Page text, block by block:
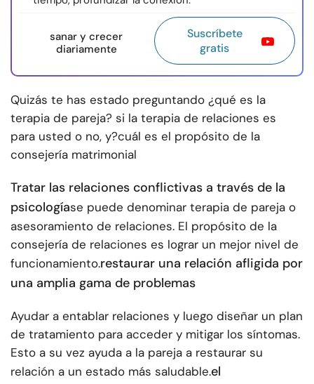
sanar y crecer
diariamente
Suscríbete
gratis
Quizás te has estado preguntando ¿qué es la
terapia de pareja? si la terapia de relaciones es
para usted o no, y?cuál es el propósito de la
consejería matrimonial
Tratar las relaciones conflictivas a través de la
psicologíase puede denominar terapia de pareja o
asesoramiento de relaciones. El propósito de la
consejería de relaciones es lograr un mejor nivel de
funcionamiento.restaurar una relación afligida por
una amplia gama de problemas
Ayudar a entablar relaciones y luego diseñar un plan
de tratamiento para acceder y mitigar los síntomas.
Esto a su vez ayuda a la pareja a restaurar su
relación a un estado más saludable.el